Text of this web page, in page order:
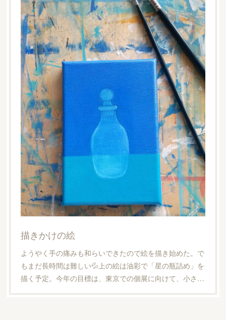
描きかけの絵
ようやく手の痛みも和らいできたので絵を描き始めた。で
もまだ長時間は難しい💦上の絵は油彩で「星の瓶詰め」を
描く予定。今年の目標は、東京での個展に向けて、小さ…